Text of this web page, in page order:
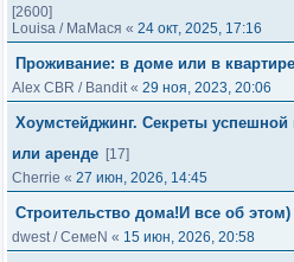
[2600]
Louisa / МаМася « 24 окт, 2025, 17:16
Проживание: в доме или в
Alex CBR / Bandit« 29 ноя, 2023, 20:06
Хоумстейджинг. Секреты
или аренде [17]
Cherrie « 27 июн, 2026, 14:45
Строительство дома!И все об этом)
dwest/СемеN « 15 июн, 2026, 20:58